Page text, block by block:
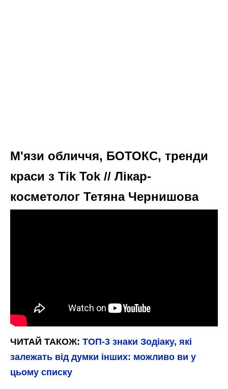
М'язи обличчя, БОТОКС, тренди
краси з Tik Tok // Лікар-
косметолог Тетяна Чернишова
ЧИТАЙ ТАКОЖ: ТОП-3 знаки Зодіаку, які
залежать від думки інших: можливо ви у
цьому списку